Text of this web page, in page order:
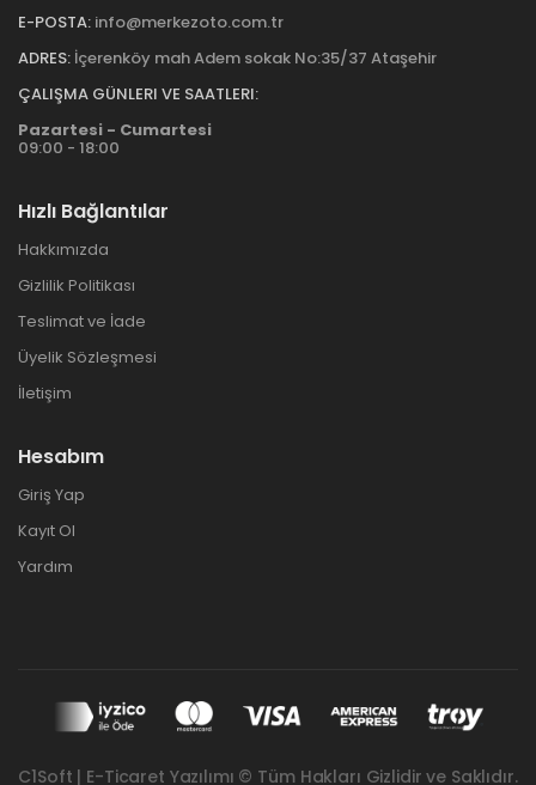
E-POSTA: info@merkezoto.com.tr
ADRES: İçerenköy mah Adem sokak No:35/37 Ataşehir
ÇALIŞMA GÜNLERI VE SAATLERI:
Pazartesi - Cumartesi
09:00 - 18:00
Hızlı Bağlantılar
Hakkımızda
Gizlilik Politikası
Teslimat ve İade
Üyelik Sözleşmesi
İletişim
Hesabım
Giriş Yap
Kayıt Ol
Yardım
C1Soft | E-Ticaret Yazılımı © Tüm Hakları Gizlidir ve Saklıdır.